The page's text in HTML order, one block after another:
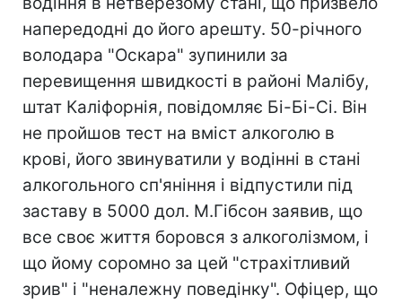
напередодні до його арешту. 50-річного
володара "Оскара" зупинили за
перевищення швидкості в районі Малібу,
штат Каліфорнія, повідомляє Бі-Бі-Сі. Він
не пройшов тест на вміст алкоголю в
крові, його звинуватили у водінні в стані
алкогольного сп'яніння і відпустили під
заставу в 5000 дол. М.Гібсон заявив, що
все своє життя боровся з алкоголізмом, і
що йому соромно за цей "страхітливий
зрив" і "неналежну поведінку". Офіцер, що